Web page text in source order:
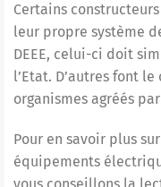
Certains
leur propre système
DEEE, celui-ci doit
l’Etat. D’autres font
organismes agréés
Pour en savoir plus
équipements